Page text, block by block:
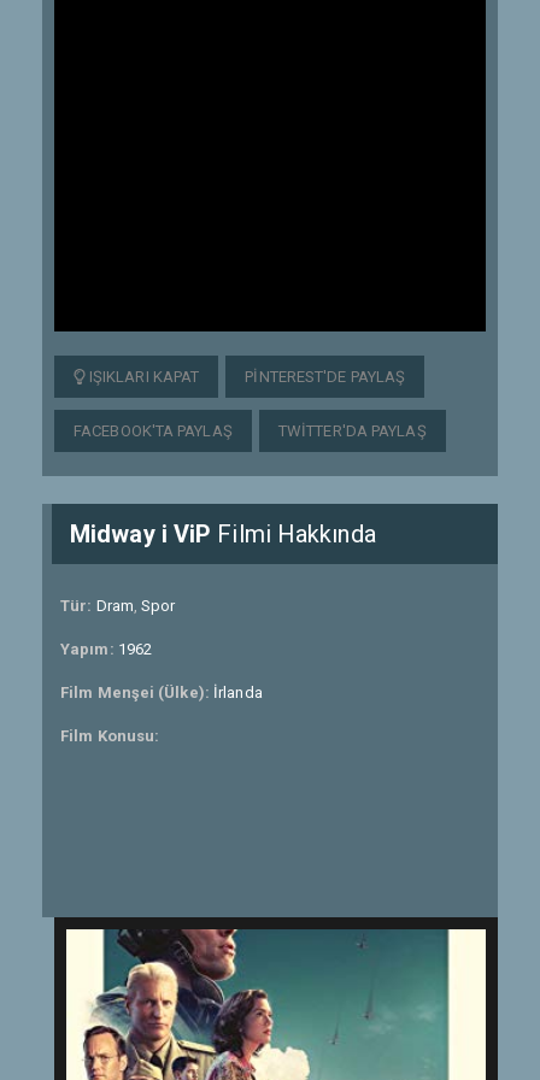
IŞIKLARI KAPAT PINTEREST'DE PAYLAŞ
FACEBOOK'TA PAYLAŞ TWITTER'DA PAYLAŞ
Midway i ViP Filmi Hakkında
Tür: Dram,Spor
Yapım: 1962
Film Menşei (Ülke): İrlanda
Film Konusu: